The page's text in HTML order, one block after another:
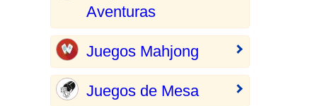
Aventuras
Juegos Mahjong
Juegos de Mesa